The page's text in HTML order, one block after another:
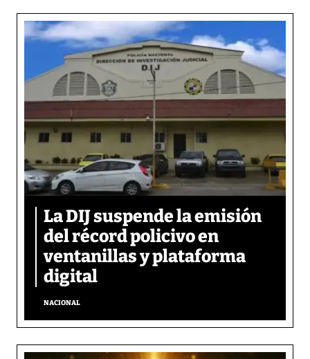
La DIJ suspende la emisión
del récord policivo en
ventanillas y plataforma
digital
NACIONAL